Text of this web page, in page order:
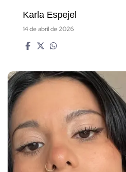
Karla Espejel
14 de abril de 2026